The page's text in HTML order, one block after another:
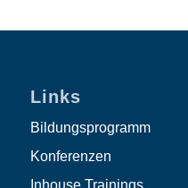
Links
Bildungsprogramm
Konferenzen
Inhouse Trainings